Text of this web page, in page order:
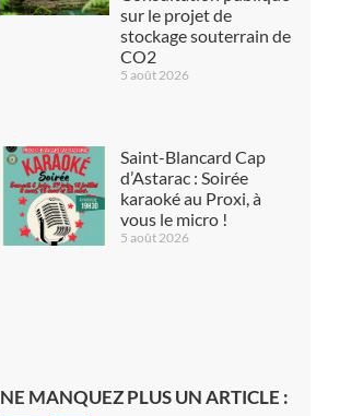
sur le projet de
stockage souterrain de
CO2
5 août 2026
Saint-Blancard Cap
d’Astarac : Soirée
karaoké au Proxi, à
vous le micro !
5 août 2026
NE MANQUEZ PLUS UN ARTICLE :